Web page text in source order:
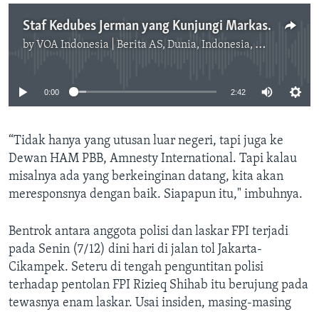
Staf Kedubes Jerman yang Kunjungi Markas FPI Dilarang Kembali ke Indonesia
by VOA Indonesia | Berita AS, Dunia, Indonesia, Diaspora Indonesia di AS
No media source currently available
0:00 2:42
“Tidak hanya yang utusan luar negeri, tapi juga ke
Dewan HAM PBB, Amnesty International. Tapi kalau
misalnya ada yang berkeinginan datang, kita akan
meresponsnya dengan baik. Siapapun itu," imbuhnya.
Bentrok antara anggota polisi dan laskar FPI terjadi
pada Senin (7/12) dini hari di jalan tol Jakarta-
Cikampek. Seteru di tengah penguntitan polisi
terhadap pentolan FPI Rizieq Shihab itu berujung pada
tewasnya enam laskar. Usai insiden, masing-masing